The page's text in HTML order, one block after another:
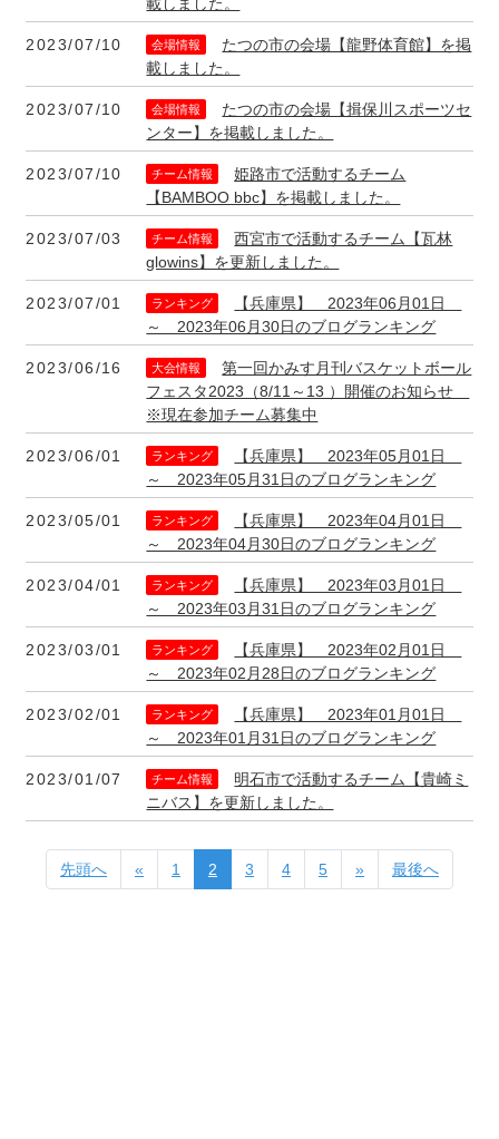
載しました。
2023/07/10 会場情報
たつの市の会場【龍野体育館】を掲
載しました。
2023/07/10 会場情報
たつの市の会場【揖保川スポーツセ
ンター】を掲載しました。
2023/07/10 チーム情報
姫路市で活動するチーム
【BAMBOO bbc】を掲載しました。
2023/07/03 チーム情報
西宮市で活動するチーム【瓦林
glowins】を更新しました。
2023/07/01 ランキング
【兵庫県】 2023年06月01日
～ 2023年06月30日のブログランキング
2023/06/16 大会情報
第一回かみす月刊バスケットボール
フェスタ2023（8/11～13 ）開催のお知らせ
※現在参加チーム募集中
2023/06/01 ランキング
【兵庫県】 2023年05月01日
～ 2023年05月31日のブログランキング
2023/05/01 ランキング
【兵庫県】 2023年04月01日
～ 2023年04月30日のブログランキング
2023/04/01 ランキング
【兵庫県】 2023年03月01日
～ 2023年03月31日のブログランキング
2023/03/01 ランキング
【兵庫県】 2023年02月01日
～ 2023年02月28日のブログランキング
2023/02/01 ランキング
【兵庫県】 2023年01月01日
～ 2023年01月31日のブログランキング
2023/01/07 チーム情報
明石市で活動するチーム【貴崎ミ
ニバス】を更新しました。
先頭へ « 1 2 3 4 5 » 最後へ